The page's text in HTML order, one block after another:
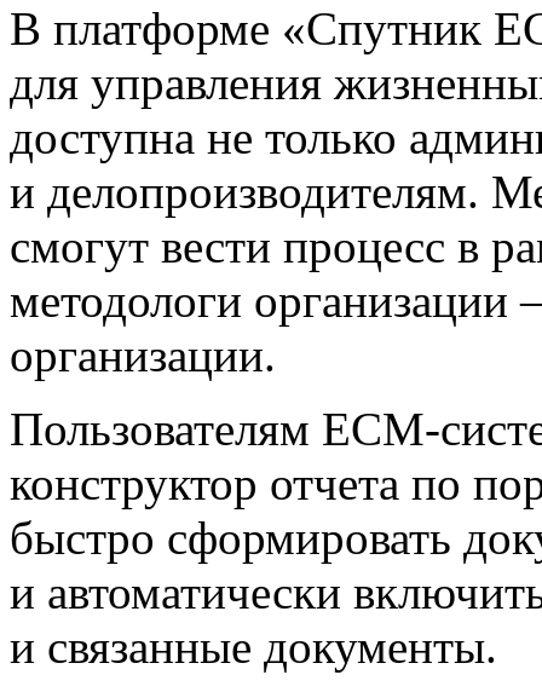
В платформе «Спутник
для управления
доступна не только
и делопроизводителям.
смогут вести процесс в
методологи организации
организации.
Пользователям ECM-
конструктор отчета по
быстро сформировать
и автоматически
и связанные документы.